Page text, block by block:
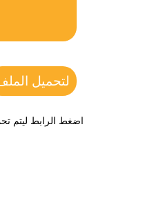
لتحميل
اضغط الرابط ليتم